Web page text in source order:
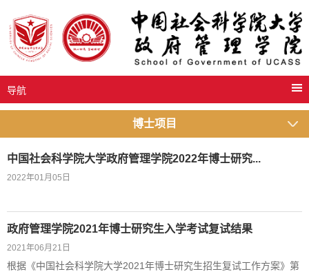
导航
博士项目
中国社会科学院大学政府管理学院2022年博士研究...
2022年01月05日
政府管理学院2021年博士研究生入学考试复试结果
2021年06月21日
根据《中国社会科学院大学2021年博士研究生招生复试工作方案》第